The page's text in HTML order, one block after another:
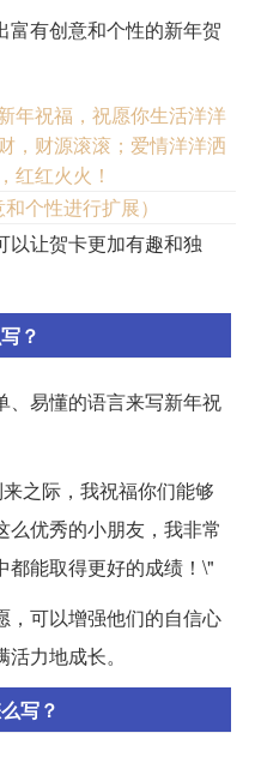
富有创意和个性的新年贺
年祝福，祝愿你生活洋洋
，财源滚滚；爱情洋洋洒
红红火火！
个性进行扩展）
以让贺卡更加有趣和独
？
、易懂的语言来写新年祝
之际，我祝福你们能够
么优秀的小朋友，我非常
都能取得更好的成绩！\"
，可以增强他们的自信心
力地成长。
写？